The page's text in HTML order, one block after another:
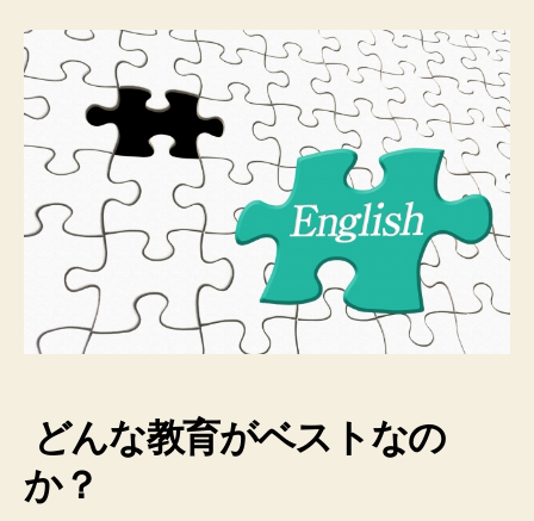
ん
に
英
期
教
要？
林
の
教
どんな教育がベストなの
か？